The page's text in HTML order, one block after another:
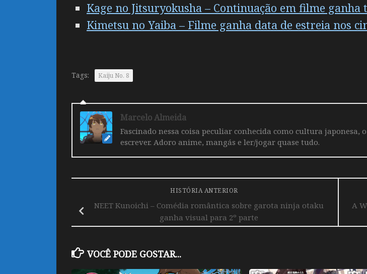
Kage no Jitsuryokusha – Continuação em filme ganha
Kimetsu no Yaiba – Filme ganha data de estreia nos
Tags: Kaiju No. 8
Marcelo Almeida
Fascinado nessa coisa peculiar conhecida como cultura
escrever. Adoro anime, mangás e ler/jogar quase tudo.
A
HISTÓRIA ANTERIOR
NEET Kunoichi – Comédia romântica sobre garota ninja otaku
ganha visual para 2º parte
VOCÊ PODE GOSTAR...